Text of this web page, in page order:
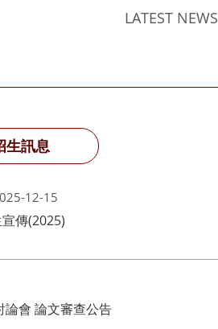
LATEST NEWS
生訊息
12-15
傳(2025)
2026 「演奏與詮釋」 研究生學術研討論會 論文審查公告